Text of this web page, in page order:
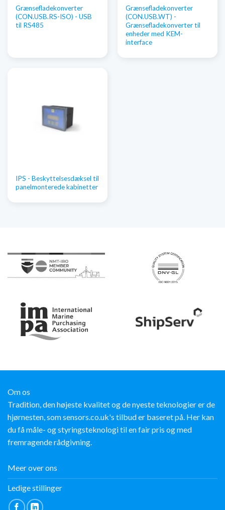
Grænsefladekonverter
(CON.USB.RS-ISO) - USB
til RS485
Grænsefladekonverter
(CON.USB.WT) -
Grænsefladekonverter til
enheder med KEM-
interface
IPS - Beskyttelsesdæksel til
panelmonterede kabinetter
Om os
Tradition, den højeste kvalitet og de nyeste teknologier er de
hjørnesten, som sensors.co.uk's tilbud er baseret på. Her kan
du få måle- og styringsteknologi til en fair pris og med
fremragende rådgivning.
Meer over ons
Ledige stillinger